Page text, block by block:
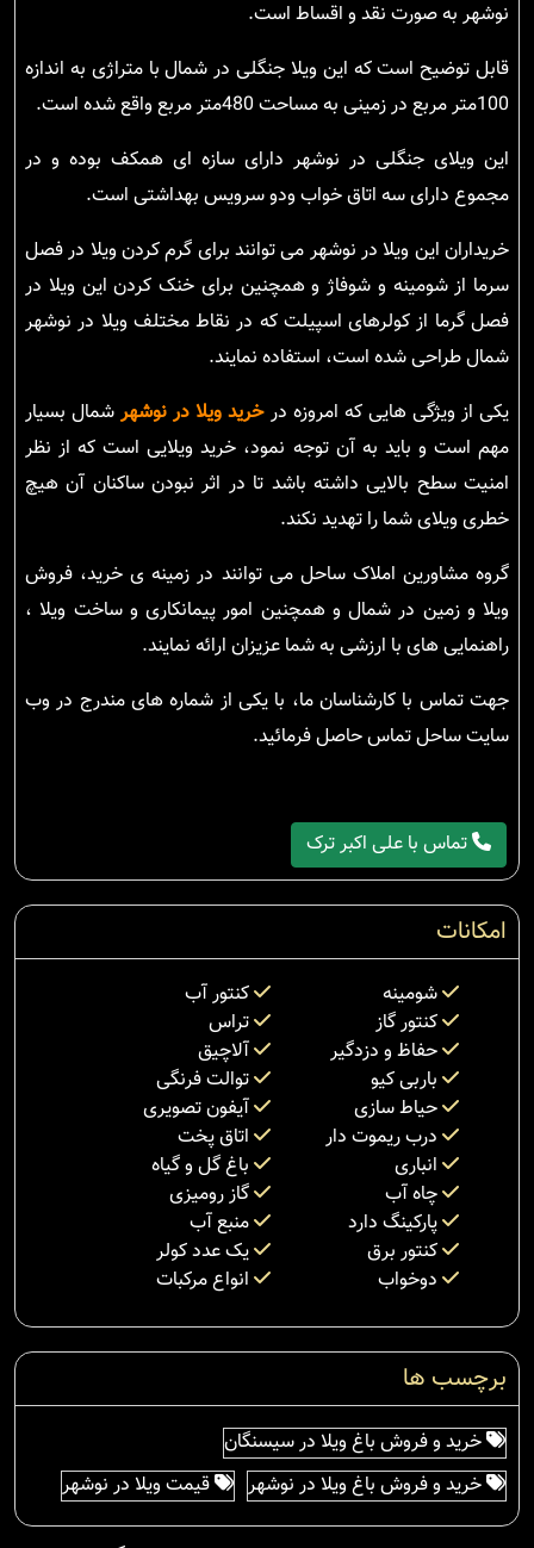
نوشهر به صورت نقد و اقساط است.
قابل توضیح است که این ویلا جنگلی در شمال با متراژی به اندازه
100متر مربع در زمینی به مساحت 480متر مربع واقع شده است.
این ویلای جنگلی در نوشهر دارای سازه ای همکف بوده و در
مجموع دارای سه اتاق خواب ودو سرویس بهداشتی است.
خریداران این ویلا در نوشهر می توانند برای گرم کردن ویلا در فصل
سرما از شومینه و شوفاژ و همچنین برای خنک کردن این ویلا در
فصل گرما از کولرهای اسپیلت که در نقاط مختلف ویلا در نوشهر
شمال طراحی شده است، استفاده نمایند.
یکی از ویژگی هایی که امروزه درخرید ویلا در نوشهرشمال بسیار
مهم است و باید به آن توجه نمود، خرید ویلایی است که از نظر
امنیت سطح بالایی داشته باشد تا در اثر نبودن ساکنان آن هیچ
خطری ویلای شما را تهدید نکند.
گروه مشاورین املاک ساحل می توانند در زمینه ی خرید، فروش
ویلا و زمین در شمال و همچنین امور پیمانکاری و ساخت ویلا ،
راهنمایی های با ارزشی به شما عزیزان ارائه نمایند.
جهت تماس با کارشناسان ما، با یکی از شماره های مندرج در وب
سایت ساحل تماس حاصل فرمائید.
تماس با علی اکبر ترک
امکانات
شومینه
کنتور آب
کنتور گاز
تراس
حفاظ و دزدگیر
آلاچیق
باربی کیو
توالت فرنگی
حیاط سازی
آیفون تصویری
درب ریموت دار
اتاق پخت
انباری
باغ گل و گیاه
چاه آب
گاز رومیزی
پارکینگ دارد
منبع آب
کنتور برق
یک عدد کولر
دوخواب
انواع مرکبات
برچسب ها
خرید و فروش باغ ویلا در سیسنگان
خرید و فروش باغ ویلا در نوشهر
قیمت ویلا در نوشهر